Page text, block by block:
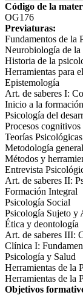
Código de la
OG176
Previaturas:
Fundamentos de la
Neurobiología de la
Historia de la
Herramientas para
Epistemología
Art. de saberes I:
Inicio a la
Psicología del
Procesos cognitivos
Teorías Psicológicas
Metodología
Métodos y
Entrevista
Art. de saberes II:
Formación Integral
Psicología Social
Psicología Sujeto y
Ética y deontología
Art. de saberes III:
Clínica I:
Psicología y Salud
Herramientas de la
Herramientas de la
Objetivos